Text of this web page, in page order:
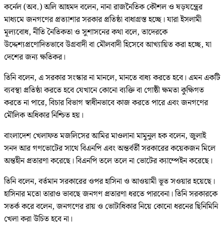
কর্নেল (অব.) অলি আহমদ বলেন, নানা রাজনৈতিক কৌশল ও ষড়যন্ত্রের
মাধ্যমে জনগণের প্রত্যাশার সরকার প্রতিষ্ঠা বাধাগ্রস্ত হচ্ছে। যারা ইসলামী
মূল্যবোধ, নীতি নৈতিকতা ও সুশাসনের কথা বলে, তাদেরকে
উদ্দেশ্যপ্রণোদিতভাবে উগ্রবাদী বা মৌলবাদী হিসেবে আখ্যায়িত করা হচ্ছে, যা
দেশের জন্য ক্ষতিকর।
তিনি বলেন, এ সরকার সংস্কার না মানলে, মানতে বাধ্য করতে হবে। এমন একটি
ব্যবস্থা প্রতিষ্ঠা করতে হবে যেখানে কোনো ব্যক্তি বা গোষ্ঠী ক্ষমতা কুক্ষিগত
করতে না পারে, বিচার বিভাগ স্বাধীনভাবে কাজ করতে পারে এবং জনগণের
মৌলিক অধিকার নিশ্চিত হয়।
বাংলাদেশ খেলাফত মজলিসের আমির মাওলানা মামুনুল হক বলেন, জুলাই
সনদ আর গণভোটের সাথে বিএনপি এবং অন্তর্বর্তী সরকারের কয়েকজন মিলে
অন্তহীন প্রতারণা করেছে। বিএনপি তলে তলে না ভোটের ক্যাম্পেইন করেছে।
তিনি বলেন, বর্তমান সরকারের ওপর হাসিনা ও আওয়ামী ভূত সওয়ার হয়েছে।
হাসিনার মতো তারাও ভাবছে জনগণ প্রতারণা ধরতে পারবেনা। তিনি সরকারকে
সতর্ক করে বলেন, জনগণের রায় ও ভোটাধিকার নিয়ে কোনো ধরনের ছিনিমিনি
খেলা করা উচিত হবে না।